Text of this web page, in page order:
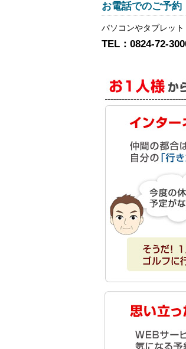
お電話でのご予約
パソコンやタブレッ
TEL：0824-72-